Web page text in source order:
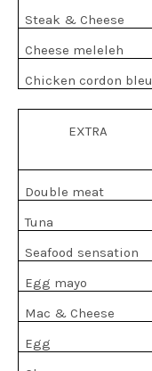
Steak & Cheese
Cheese meleleh
Chicken cordon bleu
EXTRA
Double meat
Tuna
Seafood sensation
Egg mayo
Mac & Cheese
Egg